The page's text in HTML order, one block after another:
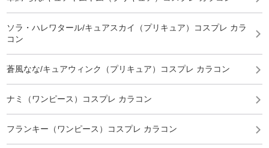
ソラ・ハレワタール/キュアスカイ（プリキュア）コスプレ カラ
コン
蒼風なな/キュアウィンク（プリキュア）コスプレ カラコン
ナミ（ワンピース）コスプレ カラコン
フランキー（ワンピース）コスプレ カラコン